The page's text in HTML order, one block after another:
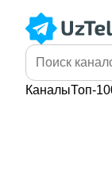
КаналыТоп-